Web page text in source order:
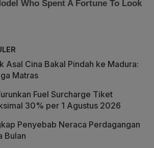
Asal Cina Bakal Pindah ke Madura:
Matras
Fuel Surcharge Tiket
30% per 1 Agustus 2026
Penyebab Neraca Perdagangan
Bulan